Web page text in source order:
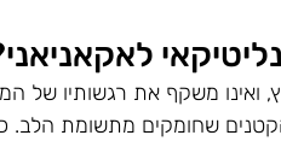
ואינו משקף את רגשותיו
שחומקים מתשומת